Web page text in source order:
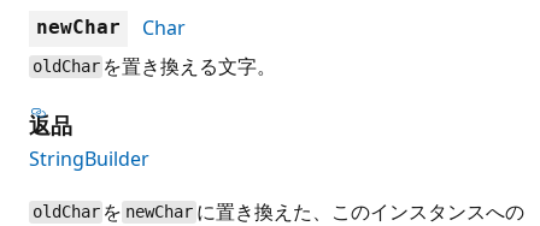
newChar Char
oldChar を置き換える文字。
返品
StringBuilder
oldChar を newChar に置き換えた、このインスタンスへの